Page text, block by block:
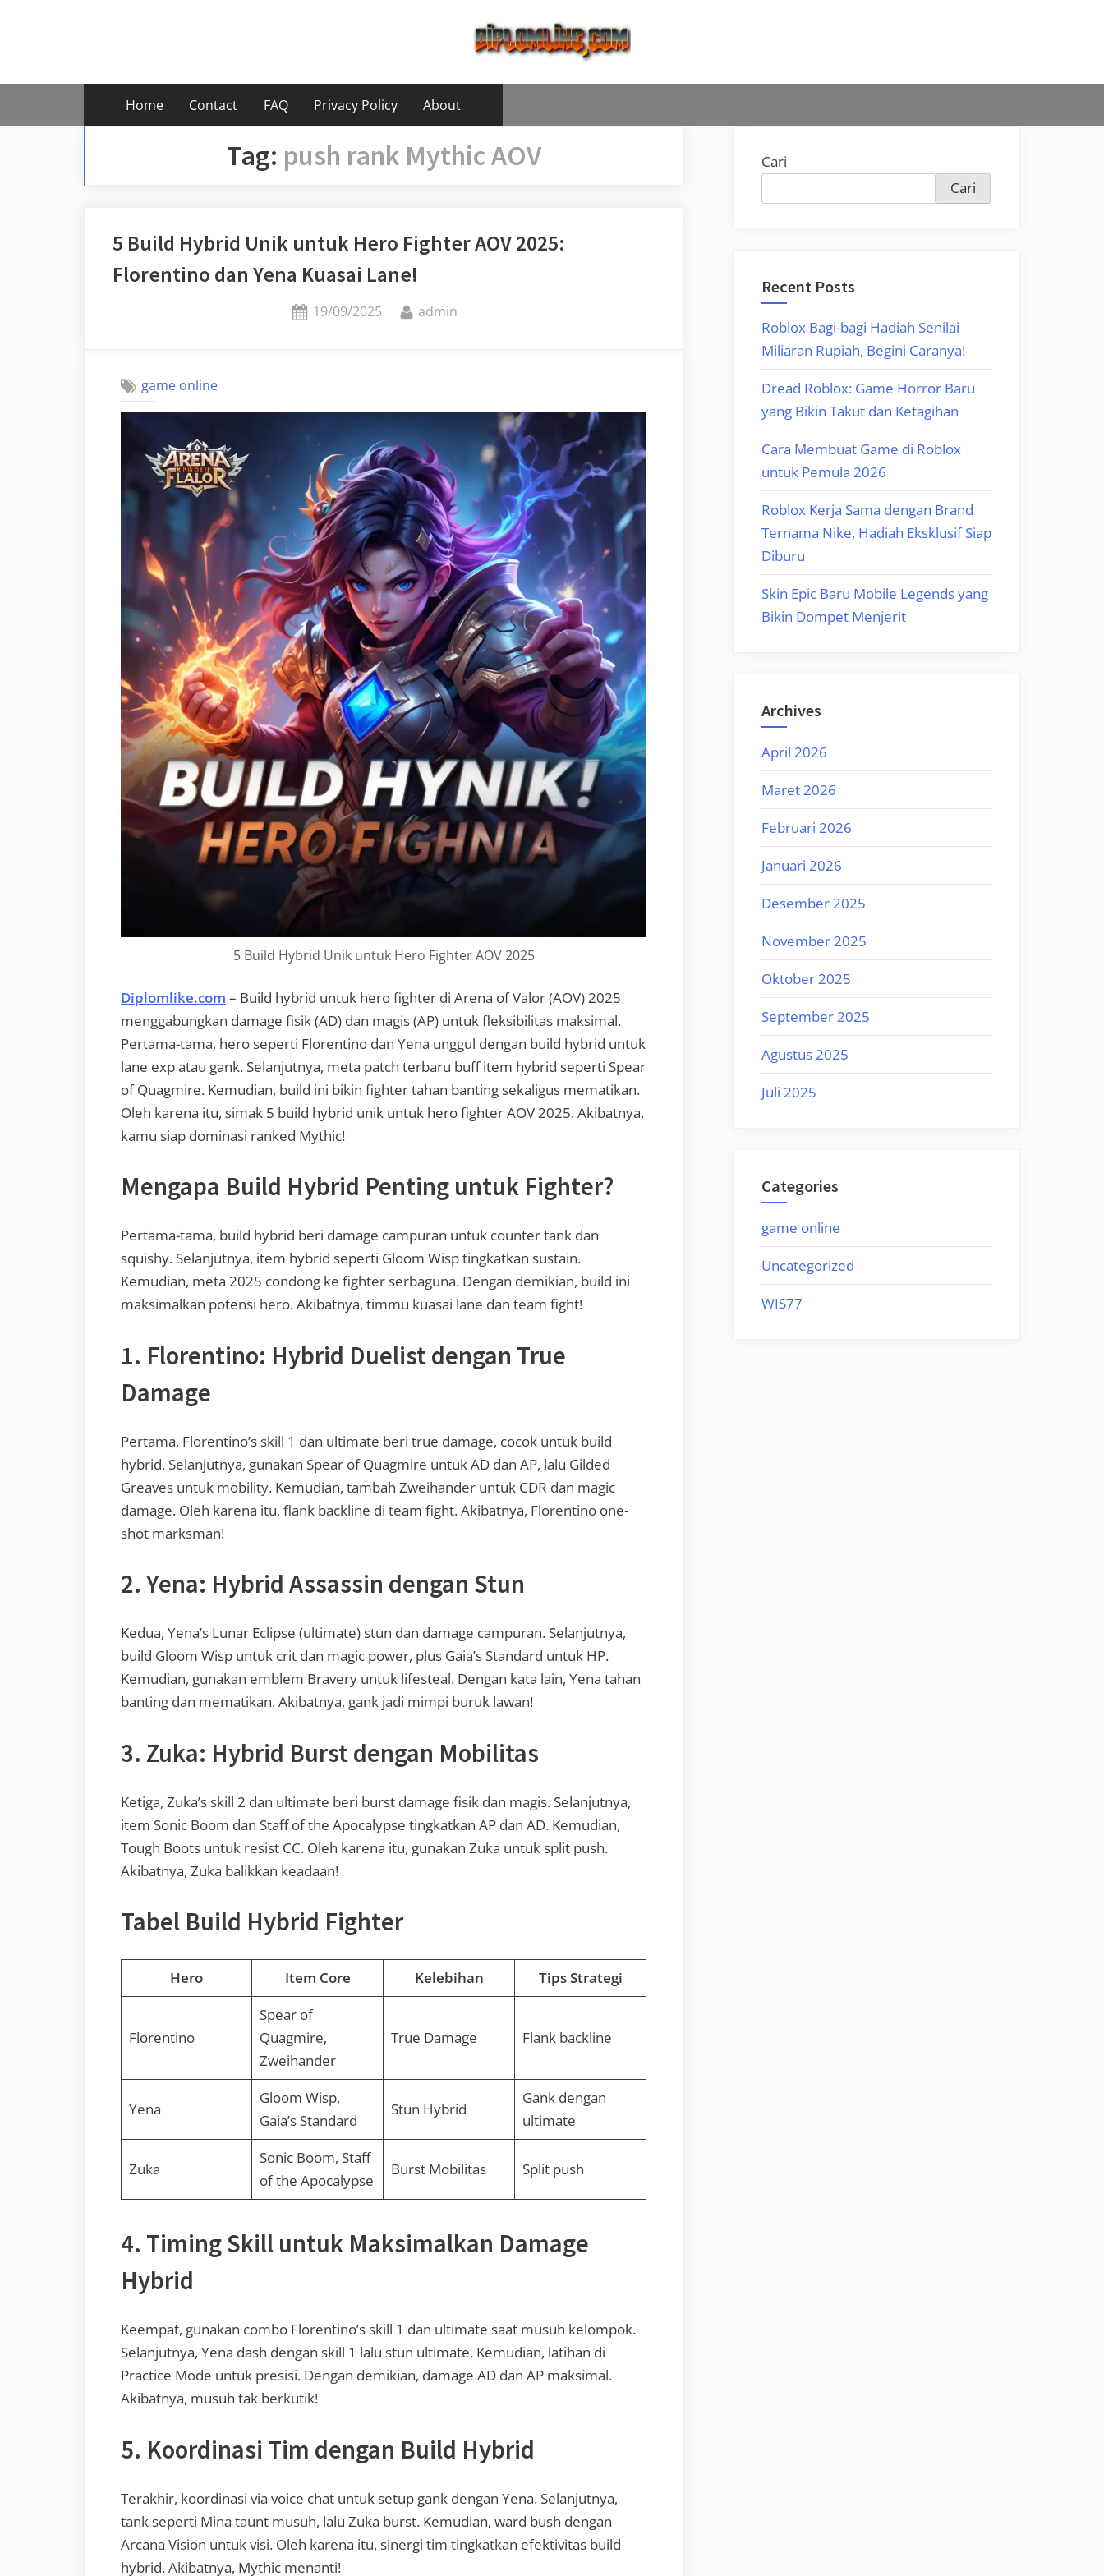
Home Contact FAQ Privacy Policy About
Tag: push rank Mythic AOV
5 Build Hybrid Unik untuk Hero Fighter AOV 2025:
Florentino dan Yena Kuasai Lane!
Posted
19/09/2025 By
admin
game online
5 Build Hybrid Unik untuk Hero Fighter AOV 2025
Diplomlike.com – Build hybrid untuk hero fighter di Arena of Valor (AOV) 2025
menggabungkan damage fisik (AD) dan magis (AP) untuk fleksibilitas maksimal.
Pertama-tama, hero seperti Florentino dan Yena unggul dengan build hybrid untuk
lane exp atau gank. Selanjutnya, meta patch terbaru buff item hybrid seperti Spear
of Quagmire. Kemudian, build ini bikin fighter tahan banting sekaligus mematikan.
Oleh karena itu, simak 5 build hybrid unik untuk hero fighter AOV 2025. Akibatnya,
kamu siap dominasi ranked Mythic!
Mengapa Build Hybrid Penting untuk Fighter?
Pertama-tama, build hybrid beri damage campuran untuk counter tank dan
squishy. Selanjutnya, item hybrid seperti Gloom Wisp tingkatkan sustain.
Kemudian, meta 2025 condong ke fighter serbaguna. Dengan demikian, build ini
maksimalkan potensi hero. Akibatnya, timmu kuasai lane dan team fight!
1. Florentino: Hybrid Duelist dengan True
Damage
Pertama, Florentino’s skill 1 dan ultimate beri true damage, cocok untuk build
hybrid. Selanjutnya, gunakan Spear of Quagmire untuk AD dan AP, lalu Gilded
Greaves untuk mobility. Kemudian, tambah Zweihander untuk CDR dan magic
damage. Oleh karena itu, flank backline di team fight. Akibatnya, Florentino one-
shot marksman!
2. Yena: Hybrid Assassin dengan Stun
Kedua, Yena’s Lunar Eclipse (ultimate) stun dan damage campuran. Selanjutnya,
build Gloom Wisp untuk crit dan magic power, plus Gaia’s Standard untuk HP.
Kemudian, gunakan emblem Bravery untuk lifesteal. Dengan kata lain, Yena tahan
banting dan mematikan. Akibatnya, gank jadi mimpi buruk lawan!
3. Zuka: Hybrid Burst dengan Mobilitas
Ketiga, Zuka’s skill 2 dan ultimate beri burst damage fisik dan magis. Selanjutnya,
item Sonic Boom dan Staff of the Apocalypse tingkatkan AP dan AD. Kemudian,
Tough Boots untuk resist CC. Oleh karena itu, gunakan Zuka untuk split push.
Akibatnya, Zuka balikkan keadaan!
Tabel Build Hybrid Fighter
Hero Item Core Kelebihan Tips Strategi
Florentino
Spear of
Quagmire,
Zweihander
True Damage Flank backline
Yena
Gloom Wisp,
Gaia’s Standard
Stun Hybrid
Gank dengan
ultimate
Zuka
Sonic Boom, Staff
of the Apocalypse
Burst Mobilitas Split push
4. Timing Skill untuk Maksimalkan Damage
Hybrid
Keempat, gunakan combo Florentino’s skill 1 dan ultimate saat musuh kelompok.
Selanjutnya, Yena dash dengan skill 1 lalu stun ultimate. Kemudian, latihan di
Practice Mode untuk presisi. Dengan demikian, damage AD dan AP maksimal.
Akibatnya, musuh tak berkutik!
5. Koordinasi Tim dengan Build Hybrid
Terakhir, koordinasi via voice chat untuk setup gank dengan Yena. Selanjutnya,
tank seperti Mina taunt musuh, lalu Zuka burst. Kemudian, ward bush dengan
Arcana Vision untuk visi. Oleh karena itu, sinergi tim tingkatkan efektivitas build
hybrid. Akibatnya, Mythic menanti!
Cari
Cari
Recent Posts
Roblox Bagi-bagi Hadiah Senilai
Miliaran Rupiah, Begini Caranya!
Dread Roblox: Game Horror Baru
yang Bikin Takut dan Ketagihan
Cara Membuat Game di Roblox
untuk Pemula 2026
Roblox Kerja Sama dengan Brand
Ternama Nike, Hadiah Eksklusif Siap
Diburu
Skin Epic Baru Mobile Legends yang
Bikin Dompet Menjerit
Archives
April 2026
Maret 2026
Februari 2026
Januari 2026
Desember 2025
November 2025
Oktober 2025
September 2025
Agustus 2025
Juli 2025
Categories
game online
Uncategorized
WIS77